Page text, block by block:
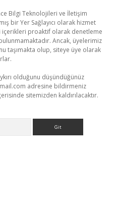
Bilgi Teknolojileri ve İletişim
bir Yer Sağlayıcı olarak hizmet
proaktif olarak denetleme
Ancak, üyelerimiz
taşımakta olup, siteye üye olarak
olduğunu düşündüğünüz
adresine bildirmeniz
sitemizden kaldırılacaktır.